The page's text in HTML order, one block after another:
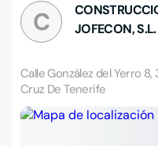
C
JOFECON, S.L.
Calle González del Yerro
Cruz De Tenerife